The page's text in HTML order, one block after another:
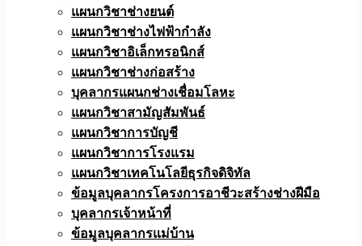
แผนกวิชาช่างยนต์
แผนกวิชาช่างไฟฟ้ากำลัง
แผนกวิชาอิเล็กทรอนิกส์
แผนกวิชาช่างก่อสร้าง
บุคลากรแผนกช่างเชื่อมโลหะ
แผนกวิชาสามัญสัมพันธ์
แผนกวิชาการบัญชี
แผนกวิชาการโรงแรม
แผนกวิชาเทคโนโลยีธุรกิจดิจิทัล
ข้อมูลบุคลากรโครงการอาชีวะสร้างช่างฝีมือ
บุคลากรเจ้าหน้าที่
ข้อมูลบุคลากรแม่บ้าน